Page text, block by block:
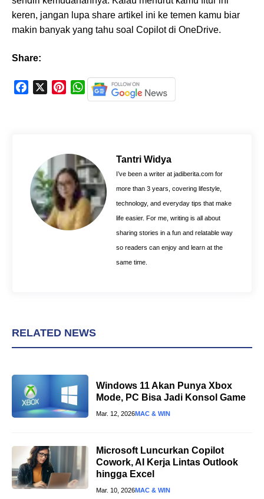
keren, jangan lupa share artikel ini ke temen kamu biar
makin banyak yang tahu soal Copilot di OneDrive.
Share:
k
e
s
t
W
h
A
p
p
Tantri Widya
I’ve been a writer at jadiberita.com for
more than 3 years, covering lifestyle,
technology, and everyday tips that make
life easier. For me, writing is all about
sharing stories in a fun and relatable way
so readers can enjoy and learn at the
same time.
RELATED NEWS
Windows 11 Akan Punya Xbox
Mode, PC Bisa Jadi Konsol Game
Mar. 12, 2026MAC & WIN
Microsoft Luncurkan Copilot
Cowork, AI Kerja Lintas Outlook
hingga Excel
Mar. 10, 2026MAC & WIN